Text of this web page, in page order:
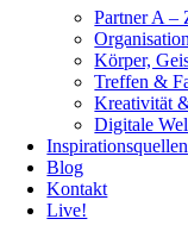
Partner A –
Körper,
Treffen &
Kreativität
Digitale
Inspirationsquellen
Blog
Kontakt
Live!